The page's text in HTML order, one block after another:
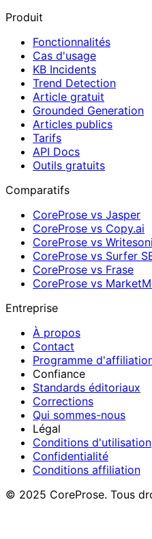
Produit
Fonctionnalités
Cas d'usage
KB Incidents
Trend Detection
Article gratuit
Grounded Generation
Articles publics
Tarifs
API Docs
Outils gratuits
Comparatifs
CoreProse vs Jasper
CoreProse vs Copy.ai
CoreProse vs
CoreProse vs Surfer
CoreProse vs Frase
CoreProse vs
Entreprise
À propos
Contact
Programme
Confiance
Standards éditoriaux
Corrections
Qui sommes-nous
Légal
Conditions d'utilisation
Confidentialité
Conditions affiliation
© 2025 CoreProse. Tous